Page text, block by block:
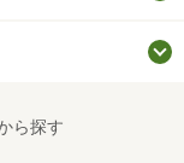
ら探す